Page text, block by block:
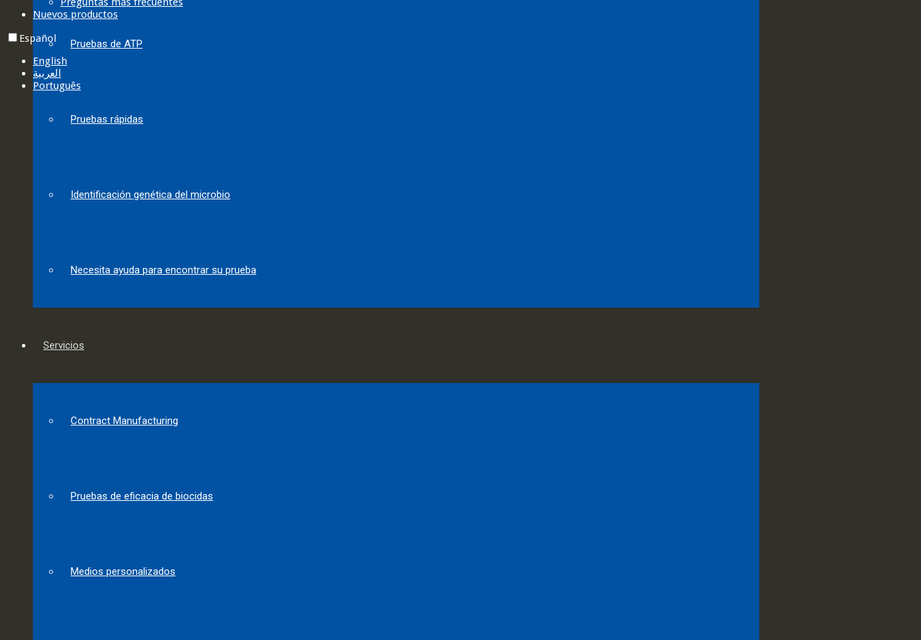
Pruebas de ATP
Pruebas rápidas
Identificación genética del microbio
Necesita ayuda para encontrar su prueba
Servicios
Contract Manufacturing
Pruebas de eficacia de biocidas
Medios personalizados
Nuevos productos
Español
English
العربية‏
Português